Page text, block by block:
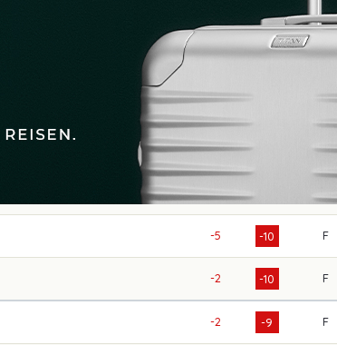
-5 -10 F
-2 -10 F
-2 -9 F